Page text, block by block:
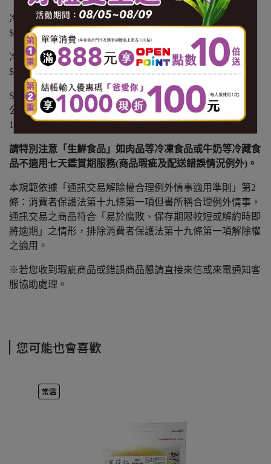
冷凍商品：黑貓冷凍宅配 $1500 免運，未滿 $1500 酌收
$150 運費。
冷藏商品：黑貓冷藏宅配 $1500 免運，未滿 $1500 酌收
$150 運費。
SANTA GO 外送：不分溫層 $799 免運，未滿 $799 以實際
公里數酌收運費( 1公里內運費 $65。1.1-3 公里，每公里加
10元。3.1-5 公里，每公里加 15元 )。
請特別注意「生鮮食品」如肉品等冷凍食品或牛奶等冷藏食
品不適用七天鑑賞期服務(商品瑕疵及配送錯誤情況例外)。
本規範依據「通訊交易解除權合理例外情事適用準則」第2
條：消費者保護法第十九條第一項但書所稱合理例外情事，
通訊交易之商品符合「易於腐敗、保存期限較短或解約時即
將逾期」之情形，排除消費者保護法第十九條第一項解除權
之適用。
※若您收到瑕疵商品或錯誤商品懇請直接來信或來電通知客
服協助處理。
您可能也會喜歡
常溫